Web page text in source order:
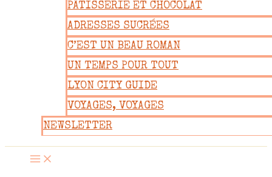
PÂTISSERIE ET CHOCOLAT
ADRESSES SUCRÉES
C’EST UN BEAU ROMAN
UN TEMPS POUR TOUT
LYON CITY GUIDE
VOYAGES, VOYAGES
NEWSLETTER